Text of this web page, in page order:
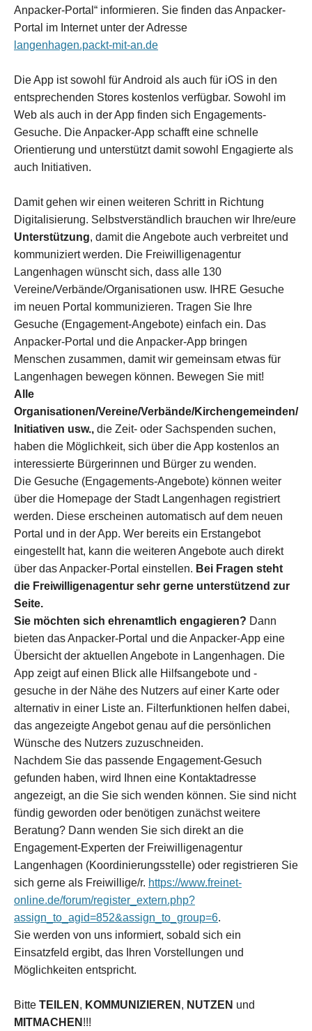
Anpacker-Portal“ informieren. Sie finden das Anpacker-
Portal im Internet unter der Adresse
langenhagen.packt-mit-an.de
Die App ist sowohl für Android als auch für iOS in den
entsprechenden Stores kostenlos verfügbar. Sowohl im
Web als auch in der App finden sich Engagements-
Gesuche. Die Anpacker-App schafft eine schnelle
Orientierung und unterstützt damit sowohl Engagierte als
auch Initiativen.
Damit gehen wir einen weiteren Schritt in Richtung
Digitalisierung. Selbstverständlich brauchen wir Ihre/eure
Unterstützung, damit die Angebote auch verbreitet und
kommuniziert werden. Die Freiwilligenagentur
Langenhagen wünscht sich, dass alle 130
Vereine/Verbände/Organisationen usw. IHRE Gesuche
im neuen Portal kommunizieren. Tragen Sie Ihre
Gesuche (Engagement-Angebote) einfach ein. Das
Anpacker-Portal und die Anpacker-App bringen
Menschen zusammen, damit wir gemeinsam etwas für
Langenhagen bewegen können. Bewegen Sie mit!
Alle
Organisationen/Vereine/Verbände/Kirchengemeinden/
Initiativen usw., die Zeit- oder Sachspenden suchen,
haben die Möglichkeit, sich über die App kostenlos an
interessierte Bürgerinnen und Bürger zu wenden.
Die Gesuche (Engagements-Angebote) können weiter
über die Homepage der Stadt Langenhagen registriert
werden. Diese erscheinen automatisch auf dem neuen
Portal und in der App. Wer bereits ein Erstangebot
eingestellt hat, kann die weiteren Angebote auch direkt
über das Anpacker-Portal einstellen. Bei Fragen steht
die Freiwilligenagentur sehr gerne unterstützend zur
Seite.
Sie möchten sich ehrenamtlich engagieren? Dann
bieten das Anpacker-Portal und die Anpacker-App eine
Übersicht der aktuellen Angebote in Langenhagen. Die
App zeigt auf einen Blick alle Hilfsangebote und -
gesuche in der Nähe des Nutzers auf einer Karte oder
alternativ in einer Liste an. Filterfunktionen helfen dabei,
das angezeigte Angebot genau auf die persönlichen
Wünsche des Nutzers zuzuschneiden.
Nachdem Sie das passende Engagement-Gesuch
gefunden haben, wird Ihnen eine Kontaktadresse
angezeigt, an die Sie sich wenden können. Sie sind nicht
fündig geworden oder benötigen zunächst weitere
Beratung? Dann wenden Sie sich direkt an die
Engagement-Experten der Freiwilligenagentur
Langenhagen (Koordinierungsstelle) oder registrieren Sie
sich gerne als Freiwillige/r. https://www.freinet-
online.de/forum/register_extern.php?
assign_to_agid=852&assign_to_group=6.
Sie werden von uns informiert, sobald sich ein
Einsatzfeld ergibt, das Ihren Vorstellungen und
Möglichkeiten entspricht.
Bitte TEILEN , KOMMUNIZIEREN , NUTZEN und
MITMACHEN !!!